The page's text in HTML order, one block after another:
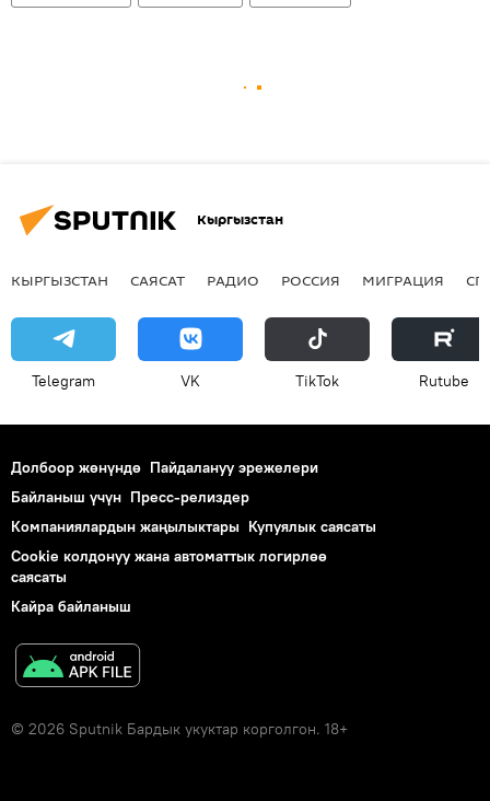
Кыргызстан
КЫРГЫЗСТАН САЯСАТ РАДИО РОССИЯ МИГРАЦИЯ
Telegram VK ТikТоk Rutube
Долбоор жөнүндө Пайдалануу эрежелери
Байланыш үчүн Пресс-релиздер
Компаниялардын жаңылыктары Купуялык саясаты
Cookie колдонуу жана автоматтык логирлөө
саясаты
Кайра байланыш
© 2026 Sputnik Бардык укуктар корголгон. 18+